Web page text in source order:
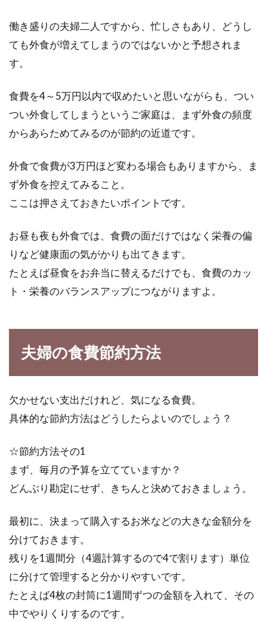
性。プレゼントは何が喜ぶ？
【日常の疑問】食品のphって何？ph
の測定方法はどうやるの？
phって聞いたことがありますか？正しくはpHと
表記しますが、ここではあえて、phと書いてい
味噌作り体験がしたい！大阪で味噌
作りができる教室は？
すが、そ...
着色料はどのような表示方法で食品
に記載されているの！？
な」と思うことはありませんか？それはもしか
する...
ンドは日本のものを選ぼう
使うのであれば、こだわりの一品を選びたいで
すね。...
働き盛りの夫婦二人ですから、忙しさもあり、どうし
ても外食が増えてしまうのではないかと予想されま
す。
食費を4～5万円以内で収めたいと思いながらも、つい
つい外食してしまうというご家庭は、まず外食の頻度
からあらためてみるのが節約の近道です。
外食で食費が3万円ほど変わる場合もありますから、ま
ず外食を控えてみること。
ここは押さえておきたいポイントです。
お昼も夜も外食では、食費の面だけではなく栄養の偏
りなど健康面の気がかりも出てきます。
たとえば昼食をお弁当に替えるだけでも、食費のカッ
ト・栄養のバランスアップにつながりますよ。
夫婦の食費節約方法
欠かせない支出だけれど、気になる食費。
具体的な節約方法はどうしたらよいのでしょう？
☆節約方法その1
まず、毎月の予算を立てていますか？
どんぶり勘定にせず、きちんと決めておきましょう。
最初に、決まって購入するお米などの大きな金額分を
分けておきます。
残りを1週間分（4週計算するので4で割ります）単位
に分けて管理すると分かりやすいです。
たとえば4枚の封筒に1週間ずつの金額を入れて、その
中でやりくりするのです。